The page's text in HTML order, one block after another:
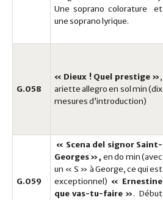
Une soprano colorature et
une soprano lyrique.
G.058
« Dieux ! Quel prestige »,
ariette allegro en sol min (dix
mesures d’introduction)
G.059
« Scena del signor Saint-
Georges », en do min (avec
un « S » à George, ce qui est
exceptionnel) « Ernestine
que vas-tu-faire ». Début